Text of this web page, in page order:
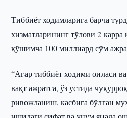
Тиббиёт ходимларига барча
хизматларининг тўлови 2
қўшимча 100 миллиард сўм
“Агар тиббиёт ходими оиласи
вақт ажратса, ўз устида
ривожланиш, касбига бўлган